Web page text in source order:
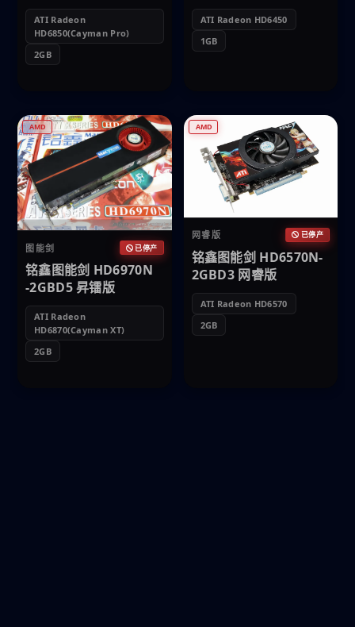
ATI Radeon
HD6850(Cayman Pro)
2GB
ATI Radeon HD6450
1GB
AMD
图能剑 已停产
铭鑫图能剑 HD6970N
-2GBD5 昇镭版
ATI Radeon
HD6870(Cayman XT)
2GB
AMD
网睿版 已停产
铭鑫图能剑 HD6570N-
2GBD3 网睿版
ATI Radeon HD6570
2GB